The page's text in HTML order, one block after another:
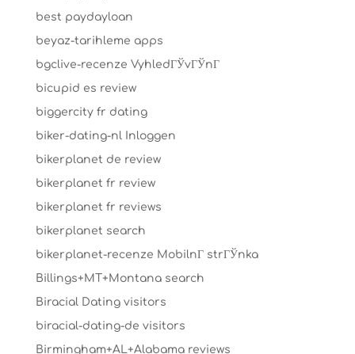
best paydayloan
beyaz-tarihleme apps
bgclive-recenze VyhledГЎvГЎnГ­
bicupid es review
biggercity fr dating
biker-dating-nl Inloggen
bikerplanet de review
bikerplanet fr review
bikerplanet fr reviews
bikerplanet search
bikerplanet-recenze MobilnГ­ strГЎnka
Billings+MT+Montana search
Biracial Dating visitors
biracial-dating-de visitors
Birmingham+AL+Alabama reviews